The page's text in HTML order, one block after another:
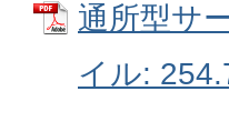
通所型サ
イル: